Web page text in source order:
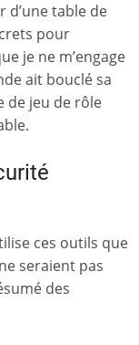
d’une table de
pour
je ne m’engage
ait bouclé sa
de jeu de rôle
ces outils que
seraient pas
des